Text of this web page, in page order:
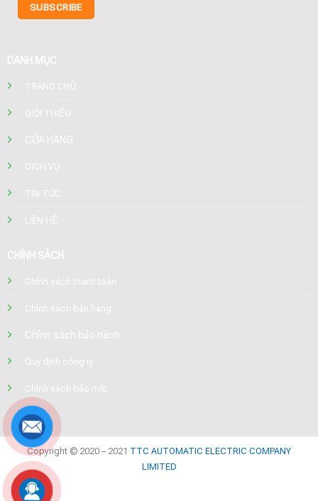
DANH MỤC
TRANG CHỦ
GIỚI THIỆU
CỬA HÀNG
DỊCH VỤ
TIN TỨC
LIÊN HỆ
CHÍNH SÁCH
Chính sách thanh toán
Chính sách bán hàng
Chính sách bảo hành
Quy định công ty
Chính sách bảo mật
Copyright © 2020 – 2021 TTC AUTOMATIC ELECTRIC COMPANY
LIMITED